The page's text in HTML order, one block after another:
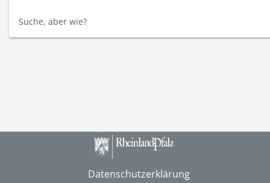
Suche, aber wie?
Datenschutzerklärung